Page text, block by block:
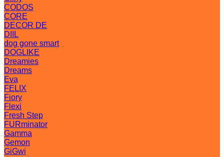
CODOS
CORE
DECOR DE
DIIL
dog gone smart
DOGLIKE
Dreamies
Dreams
Eva
FELIX
Fiory
Flexi
Fresh Step
FURminator
Gamma
Gemon
GiGwi